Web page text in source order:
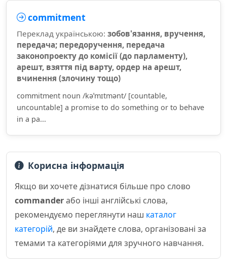
commitment
Переклад українською: зобов'язання, вручення,
передача; передоручення, передача
законопроекту до комісії (до парламенту),
арешт, взяття під варту, ордер на арешт,
вчинення (злочину тощо)
commitment noun /kəˈmɪtmənt/ [countable,
uncountable] a promise to do something or to behave
in a pa...
Корисна інформація
Якщо ви хочете дізнатися більше про слово
commanderабо інші англійські слова,
рекомендуємо переглянути наш каталог
категорій, де ви знайдете слова, організовані за
темами та категоріями для зручного навчання.